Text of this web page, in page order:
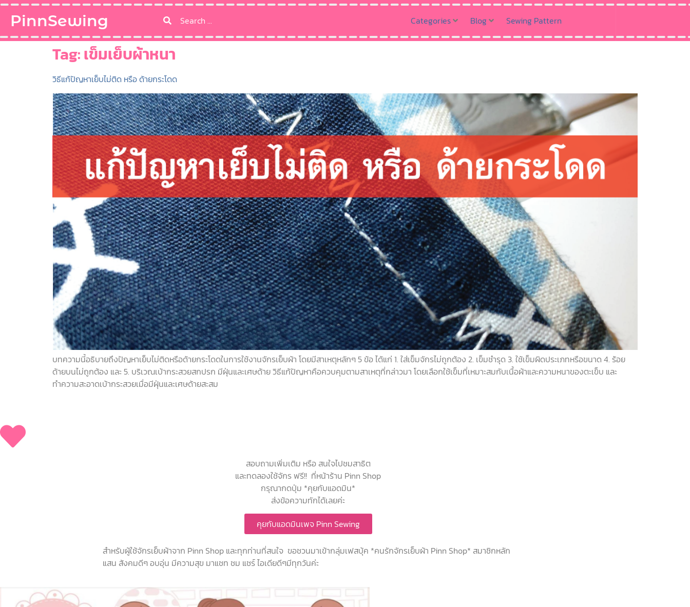
PinnSewing Categories Blog Sewing Pattern
Tag:เข็มเย็บผ้าหนา
วิธีแก้ปัญหาเย็บไม่ติด หรือ ด้ายกระโดด
บทความนี้อธิบายถึงปัญหาเย็บไม่ติดหรือด้ายกระโดดในการใช้งานจักรเย็บผ้า โดยมีสาเหตุหลักๆ 5 ข้อ ได้แก่ 1. ใส่เข็มจักรไม่ถูกต้อง 2. เข็มชำรุด 3. ใช้เข็มผิดประเภทหรือขนาด 4. ร้อย
ด้ายบนไม่ถูกต้อง และ 5. บริเวณเบ้ากระสวยสกปรก มีฝุ่นและเศษด้าย วิธีแก้ปัญหาคือควบคุมตามสาเหตุที่กล่าวมา โดยเลือกใช้เข็มที่เหมาะสมกับเนื้อผ้าและความหนาของตะเข็บ และ
ทำความสะอาดเบ้ากระสวยเมื่อมีฝุ่นและเศษด้ายสะสม
สอบถามเพิ่มเติม หรือ สนใจไปชมสาธิต
และทดลองใช้จักร ฟรี!! ที่หน้าร้าน Pinn Shop
กรุณากดปุ่ม *คุยกับแอดมิน*
ส่งข้อความทักได้เลยค่ะ
คุยกับแอดมินเพจ Pinn Sewing
สำหรับผู้ใช้จักรเย็บผ้าจาก Pinn Shop และทุกท่านที่สนใจ ขอชวนมาเข้ากลุ่มเฟสบุ้ค *คนรักจักรเย็บผ้า Pinn Shop* สมาชิกหลัก
แสน สังคมดีๆ อบอุ่น มีความสุข มาแชท ชม แชร์ ไอเดียดีๆมีทุกวันค่ะ